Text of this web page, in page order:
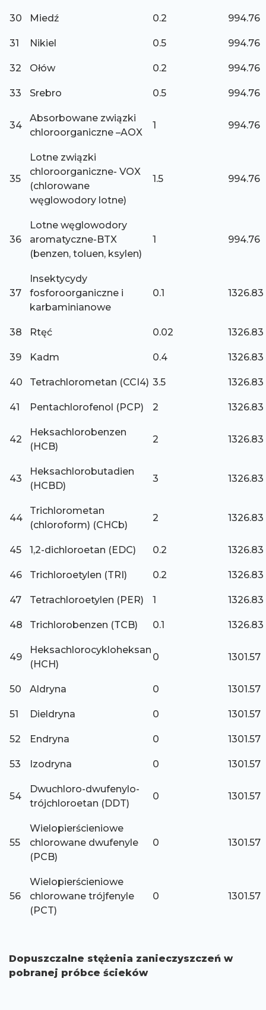
30 Miedź 0.2 994.76
31 Nikiel 0.5 994.76
32 Ołów 0.2 994.76
33 Srebro 0.5 994.76
34
Absorbowane związki
chloroorganiczne –AOX
1 994.76
35
Lotne związki
chloroorganiczne- VOX
(chlorowane
węglowodory lotne)
1.5 994.76
36
Lotne węglowodory
aromatyczne-BTX
(benzen, toluen, ksylen)
1 994.76
37
Insektycydy
fosforoorganiczne i
karbaminianowe
0.1 1326.83
38 Rtęć 0.02 1326.83
39 Kadm 0.4 1326.83
40 Tetrachlorometan (CCI4) 3.5 1326.83
41 Pentachlorofenol (PCP) 2 1326.83
42
Heksachlorobenzen
(HCB)
2 1326.83
43
Heksachlorobutadien
(HCBD)
3 1326.83
44
Trichlorometan
(chloroform) (CHCb)
2 1326.83
45 1,2-dichloroetan (EDC) 0.2 1326.83
46 Trichloroetylen (TRI) 0.2 1326.83
47 Tetrachloroetylen (PER) 1 1326.83
48 Trichlorobenzen (TCB) 0.1 1326.83
49
Heksachlorocykloheksan
(HCH)
0 1301.57
50 Aldryna 0 1301.57
51 Dieldryna 0 1301.57
52 Endryna 0 1301.57
53 Izodryna 0 1301.57
54
Dwuchloro-dwufenylo-
trójchloroetan (DDT)
0 1301.57
55
Wielopierścieniowe
chlorowane dwufenyle
(PCB)
0 1301.57
56
Wielopierścieniowe
chlorowane trójfenyle
(PCT)
0 1301.57
Dopuszczalne stężenia zanieczyszczeń w
pobranej próbce ścieków